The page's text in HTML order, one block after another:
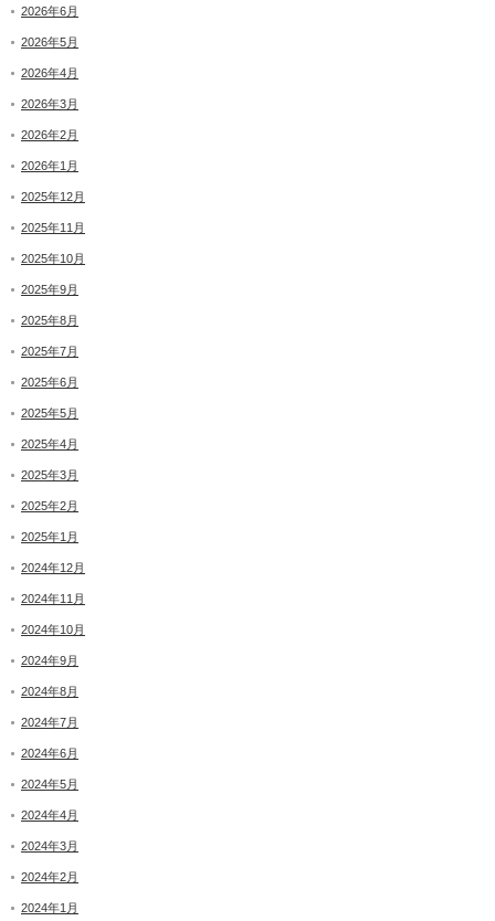
2026年6月
2026年5月
2026年4月
2026年3月
2026年2月
2026年1月
2025年12月
2025年11月
2025年10月
2025年9月
2025年8月
2025年7月
2025年6月
2025年5月
2025年4月
2025年3月
2025年2月
2025年1月
2024年12月
2024年11月
2024年10月
2024年9月
2024年8月
2024年7月
2024年6月
2024年5月
2024年4月
2024年3月
2024年2月
2024年1月